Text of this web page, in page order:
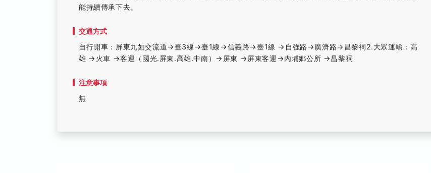
能持續傳承下去。
交通方式
自行開車：屏東九如交流道→臺3線→臺1線→信義路→臺1線 →自強路→廣濟路→昌黎祠2.大眾運輸：高
雄 →火車 →客運（國光.屏東.高雄.中南）→屏東 →屏東客運→內埔鄉公所 →昌黎祠
注意事項
無